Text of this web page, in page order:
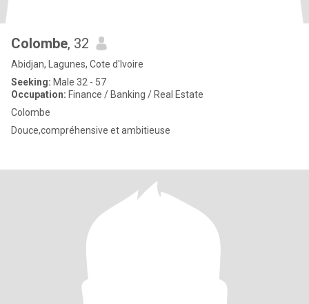
Colombe, 32
Abidjan, Lagunes, Cote d'Ivoire
Seeking: Male 32 - 57
Occupation: Finance / Banking / Real Estate
Colombe
Douce,compréhensive et ambitieuse